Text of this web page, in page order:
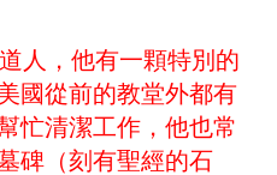
，他有一顆特別的
國從前的教堂外都有
忙清潔工作，他也常
碑（刻有聖經的石